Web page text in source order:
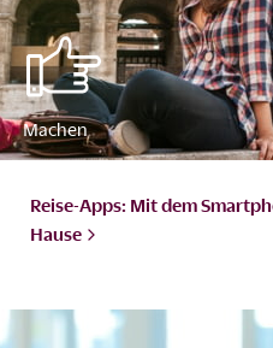
Reise-Apps: Mit dem
Hause